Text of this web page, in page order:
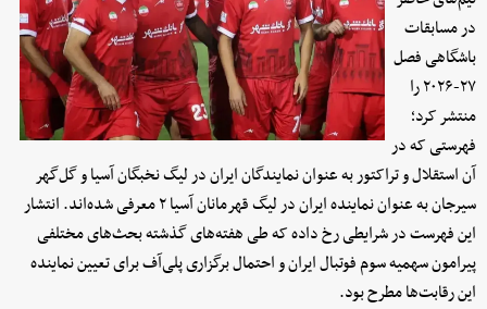
در مسابقات
باشگاهی فصل
۲۷-۲۰۲۶ را
منتشر کرد؛
فهرستی که در
آن استقلال و تراکتور به عنوان نمایندگان ایران در لیگ نخبگان آسیا و گل‌گهر
سیرجان به عنوان نماینده ایران در لیگ قهرمانان آسیا ۲ معرفی شده‌اند. انتشار
این فهرست در شرایطی رخ داده که طی هفته‌های گذشته بحث‌های مختلفی
پیرامون سهمیه سوم فوتبال ایران و احتمال برگزاری پلی‌آف برای تعیین نماینده
این رقابت‌ها مطرح بود.